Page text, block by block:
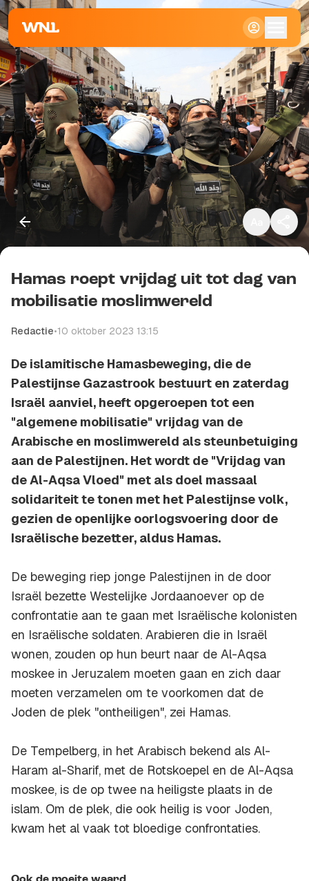
Klein
Standaard
Groot
Kopieer link
Hamas roept vrijdag uit tot dag van
mobilisatie moslimwereld
Redactie•10 oktober 2023 13:15
De islamitische Hamasbeweging, die de
Palestijnse Gazastrook bestuurt en zaterdag
Israël aanviel, heeft opgeroepen tot een
"algemene mobilisatie" vrijdag van de
Arabische en moslimwereld als steunbetuiging
aan de Palestijnen. Het wordt de "Vrijdag van
de Al-Aqsa Vloed" met als doel massaal
solidariteit te tonen met het Palestijnse volk,
gezien de openlijke oorlogsvoering door de
Israëlische bezetter, aldus Hamas.
De beweging riep jonge Palestijnen in de door
Israël bezette Westelijke Jordaanoever op de
confrontatie aan te gaan met Israëlische kolonisten
en Israëlische soldaten. Arabieren die in Israël
wonen, zouden op hun beurt naar de Al-Aqsa
moskee in Jeruzalem moeten gaan en zich daar
moeten verzamelen om te voorkomen dat de
Joden de plek "ontheiligen", zei Hamas.
De Tempelberg, in het Arabisch bekend als Al-
Haram al-Sharif, met de Rotskoepel en de Al-Aqsa
moskee, is de op twee na heiligste plaats in de
islam. Om de plek, die ook heilig is voor Joden,
kwam het al vaak tot bloedige confrontaties.